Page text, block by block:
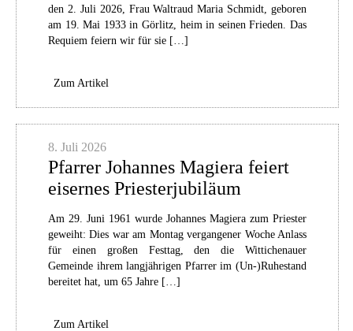
den 2. Juli 2026, Frau Waltraud Maria Schmidt, geboren
am 19. Mai 1933 in Görlitz, heim in seinen Frieden. Das
Requiem feiern wir für sie […]
Zum Artikel
8. Juli 2026
Pfarrer Johannes Magiera feiert
eisernes Priesterjubiläum
Am 29. Juni 1961 wurde Johannes Magiera zum Priester
geweiht: Dies war am Montag vergangener Woche Anlass
für einen großen Festtag, den die Wittichenauer
Gemeinde ihrem langjährigen Pfarrer im (Un-)Ruhestand
bereitet hat, um 65 Jahre […]
Zum Artikel